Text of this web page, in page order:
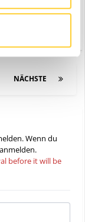
NÄCHSTE
Wenn du
anmelden.
before it will be